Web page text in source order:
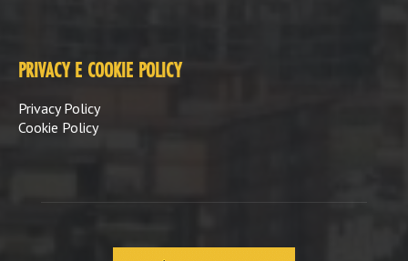
PRIVACY E COOKIE POLICY
Privacy Policy
Cookie Policy